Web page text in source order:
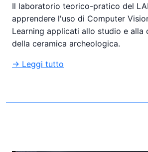
Il laboratorio teorico-pratico del
apprendere l'uso di Computer
Learning applicati allo studio e alla
della ceramica archeologica.
→ Leggi tutto